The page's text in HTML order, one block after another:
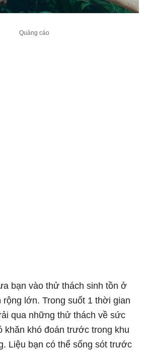
bạn vào thử thách sinh tồn ở
rộng lớn. Trong suốt 1 thời gian
qua những thử thách về sức
khăn khó đoán trước trong khu
Liệu bạn có thể sống sót trước